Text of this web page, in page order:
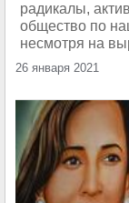
радикалы,
общество по
несмотря на
26 января 2021